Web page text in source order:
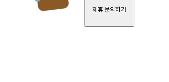
제휴 문의하기